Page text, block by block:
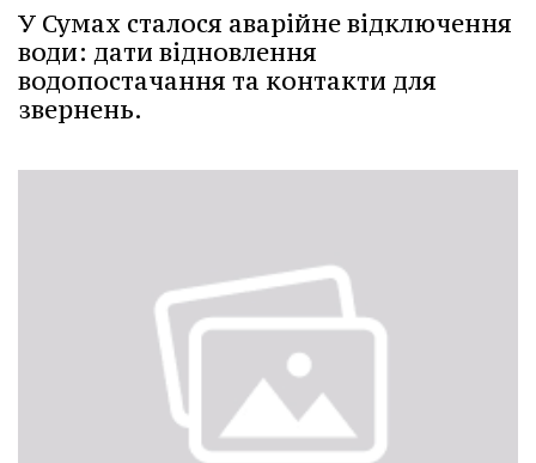
У Сумах сталося аварійне відключення
води: дати відновлення
водопостачання та контакти для
звернень.